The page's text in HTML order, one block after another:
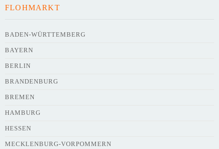
Webseite
FLOHMARKT
BADEN-WÜRTTEMBERG
BAYERN
BERLIN
BRANDENBURG
BREMEN
HAMBURG
HESSEN
MECKLENBURG-VORPOMMERN